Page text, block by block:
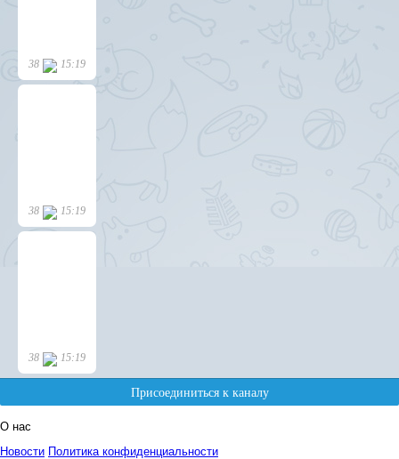
О нас
Новости Политика конфиденциальности